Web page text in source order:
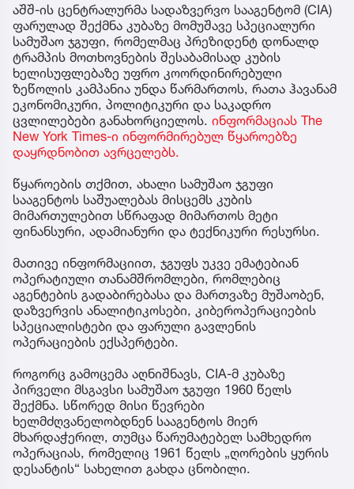
აშშ-ის ცენტრალურმა სადაზვერვო სააგენტომ (CIA)
ფარულად შექმნა კუბაზე მომუშავე სპეციალური
სამუშაო ჯგუფი, რომელმაც პრეზიდენტ დონალდ
ტრამპის მოთხოვნების შესაბამისად კუბის
ხელისუფლებაზე უფრო კოორდინირებული
ზეწოლის კამპანია უნდა წარმართოს, რათა ჰავანამ
ეკონომიკური, პოლიტიკური და საკადრო
ცვლილებები განახორციელოს. ინფორმაციას The
New York Times-ი ინფორმირებულ წყაროებზე
დაყრდნობით ავრცელებს.
წყაროების თქმით, ახალი სამუშაო ჯგუფი
სააგენტოს საშუალებას მისცემს კუბის
მიმართულებით სწრაფად მიმართოს მეტი
ფინანსური, ადამიანური და ტექნიკური რესურსი.
მათივე ინფორმაციით, ჯგუფს უკვე ემატებიან
ოპერატიული თანამშრომლები, რომლებიც
აგენტების გადაბირებასა და მართვაზე მუშაობენ,
დაზვერვის ანალიტიკოსები, კიბეროპერაციების
სპეციალისტები და ფარული გავლენის
ოპერაციების ექსპერტები.
როგორც გამოცემა აღნიშნავს, CIA-მ კუბაზე
პირველი მსგავსი სამუშაო ჯგუფი 1960 წელს
შექმნა. სწორედ მისი წევრები
ხელმძღვანელობდნენ სააგენტოს მიერ
მხარდაჭერილ, თუმცა წარუმატებელ სამხედრო
ოპერაციას, რომელიც 1961 წელს „ღორების ყურის
დესანტის“ სახელით გახდა ცნობილი.